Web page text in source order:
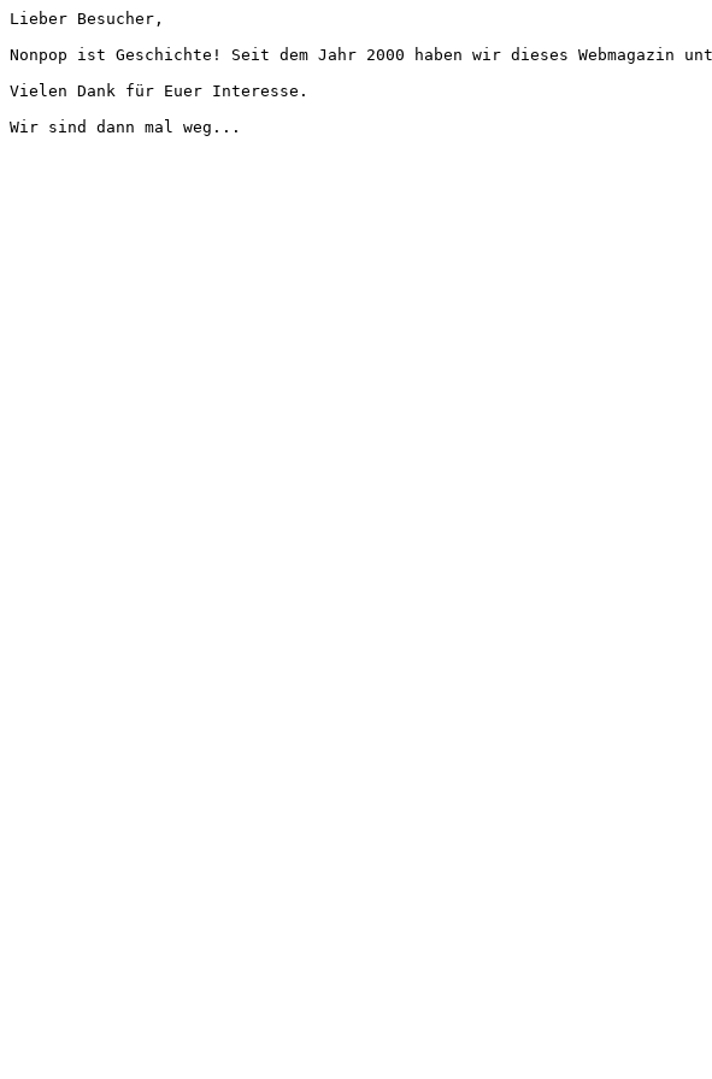
Lieber Besucher,
Nonpop ist Geschichte! Seit dem Jahr 2000 haben wir dieses Webmagazin
Vielen Dank für Euer Interesse.
Wir sind dann mal weg...